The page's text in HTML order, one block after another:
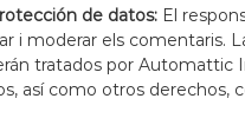
de datos: El
i moderar els
tratados por Automattic
así como otros derechos,